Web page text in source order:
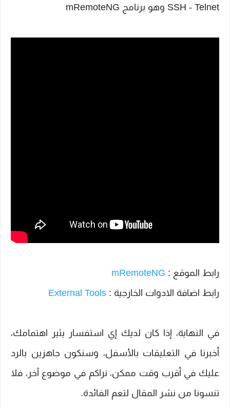
SSH - Telnet وهو برنامج mRemoteNG
رابط الموقع : mRemoteNG
رابط اضافة الادوات الخارجية : External Tools
في النهاية، إذا كان لديك إي استفسار يثير اهتمامك،
أخبرنا في التعليقات بالأسفل، وسنكون جاهزين بالرد
عليك في أقرب وقت ممكن، نراكم في موضوع آخر، فلا
تنسونا من نشر المقال لتعم الفائدة.